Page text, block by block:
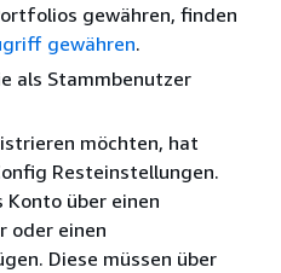
gewähren, finden
gewähren.
als Stammbenutzer
möchten, hat
Resteinstellungen.
Konto über einen
oder einen
Diese müssen über